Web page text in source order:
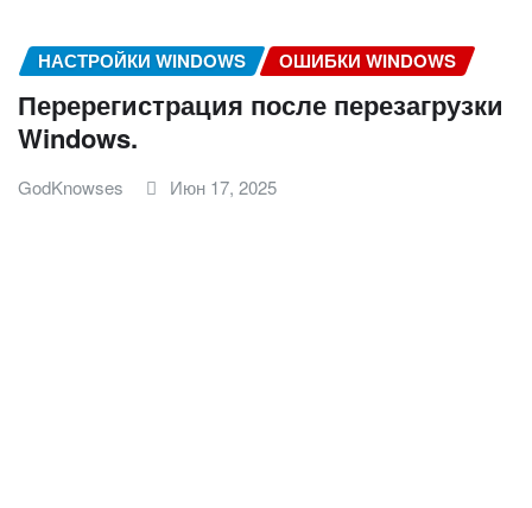
НАСТРОЙКИ WINDOWS ОШИБКИ WINDOWS
Перерегистрация после перезагрузки
Windows.
GodKnowses Июн 17, 2025